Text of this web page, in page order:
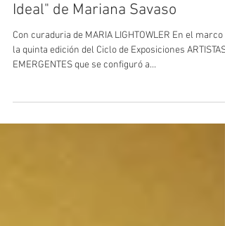
Ideal" de Mariana Savaso
Con curaduria de MARIA LIGHTOWLER En el marco
la quinta edición del Ciclo de Exposiciones ARTISTAS
EMERGENTES que se configuró a...